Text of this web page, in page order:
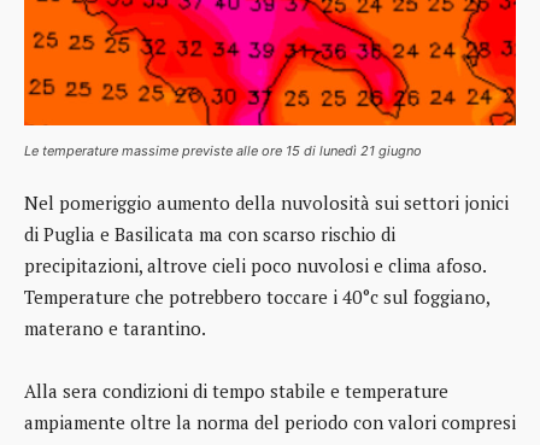
Le temperature massime previste alle ore 15 di lunedì 21 giugno
Nel pomeriggio aumento della nuvolosità sui settori jonici
di Puglia e Basilicata ma con scarso rischio di
precipitazioni, altrove cieli poco nuvolosi e clima afoso.
Temperature che potrebbero toccare i 40°c sul foggiano,
materano e tarantino.
Alla sera condizioni di tempo stabile e temperature
ampiamente oltre la norma del periodo con valori compresi